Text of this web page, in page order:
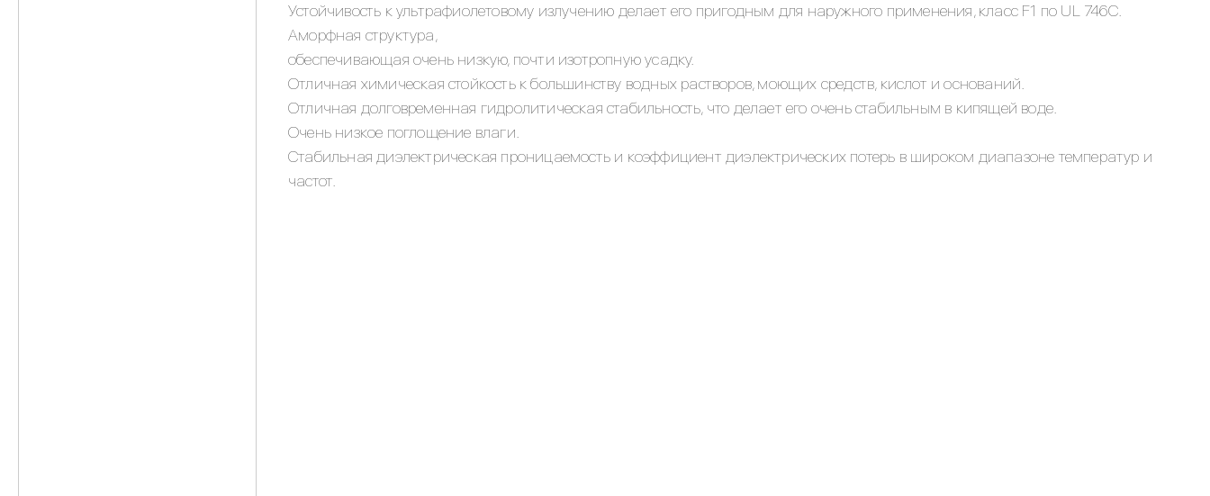
Устойчивость к ультрафиолетовому излучению делает его пригодным для наружного применения, класс F1 по UL 746C.
Аморфная структура,
обеспечивающая очень низкую, почти изотропную усадку.
Отличная химическая стойкость к большинству водных растворов, моющих средств, кислот и оснований.
Отличная долговременная гидролитическая стабильность, что делает его очень стабильным в кипящей воде.
Очень низкое поглощение влаги.
Стабильная диэлектрическая проницаемость и коэффициент диэлектрических потерь в широком диапазоне температур и
частот.